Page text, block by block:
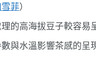
菲）
的高海拔豆子較容易
與水溫影響茶感的呈